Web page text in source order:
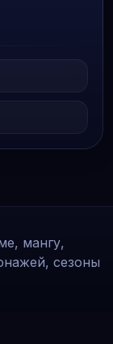
мангу,
сезоны